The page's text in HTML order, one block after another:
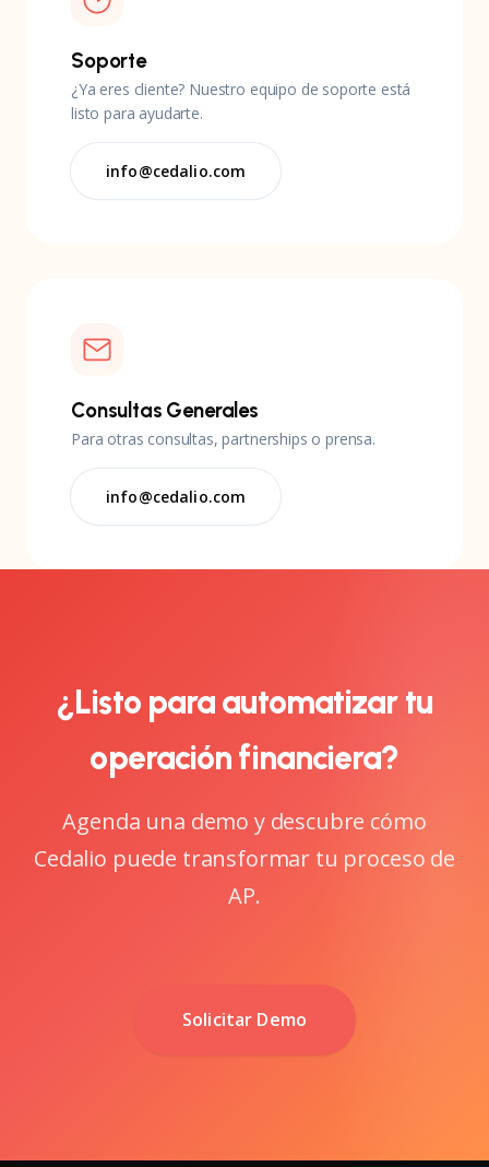
Soporte
¿Ya eres cliente? Nuestro equipo de soporte está
listo para ayudarte.
info@cedalio.com
Consultas Generales
Para otras consultas, partnerships o prensa.
info@cedalio.com
¿Listo para automatizar tu
operación financiera?
Agenda una demo y descubre cómo
Cedalio puede transformar tu proceso de
AP.
Solicitar Demo